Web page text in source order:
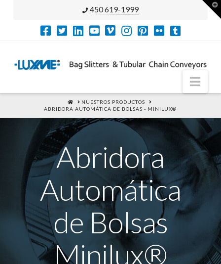
450 619-1999
HOMENUESTROS PRODUCTOS
ABRIDORA AUTOMÁTICA DE BOLSAS - MINILUX®
Abridora
Automática
de Bolsas
Minilux®